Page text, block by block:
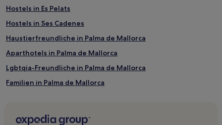
Weitere beliebte Attraktionen in Balearen
Strand der Cala Mayor
Strand von Palma Nova
Playa de Alcúdia
Strand der Cala Agulla
Hostels in Es Pelats
Hostels in Ses Cadenes
Haustierfreundliche in Palma de Mallorca
Aparthotels in Palma de Mallorca
Lgbtqia-Freundliche in Palma de Mallorca
Familien in Palma de Mallorca